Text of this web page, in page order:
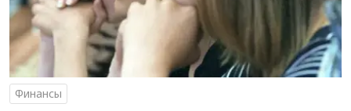
Финансы